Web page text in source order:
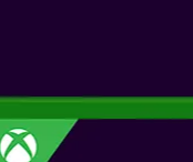
te în paginile unei